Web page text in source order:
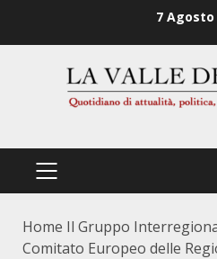
7 Agosto
PRIMÄRES
Home Il Gruppo
Comitato Europeo delle